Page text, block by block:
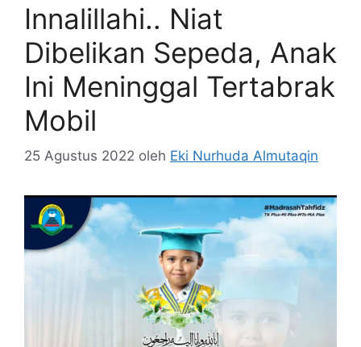
Innalillahi.. Niat
Dibelikan Sepeda, Anak
Ini Meninggal Tertabrak
Mobil
25 Agustus 2022 oleh Eki Nurhuda Almutaqin